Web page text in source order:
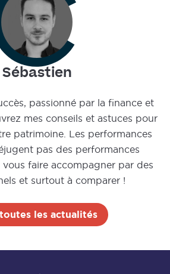
Sébastien
passionné par la finance et
mes conseils et astuces pour
patrimoine. Les performances
pas des performances
vous faire accompagner par des
et surtout à comparer !
les actualités